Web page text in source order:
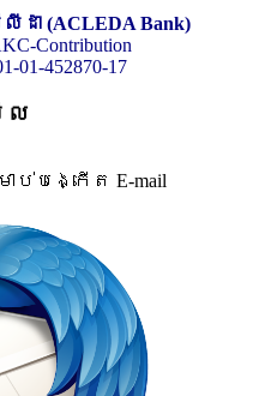
ា (ACLEDA Bank)
Contribution
452870-17
ល
បង្កើត E-mail